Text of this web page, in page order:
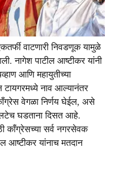
वाटणारी निवडणूक यामुळे
नागेश पाटील आष्टीकर यांनी
आणि महायुतीच्या
नाव आल्यानंतर
वेगळा निर्णय घेईल, असे
घडताना दिसत आहे.
काँग्रेसच्या सर्व नगरसेवक
आष्टीकर यांनाच मतदान